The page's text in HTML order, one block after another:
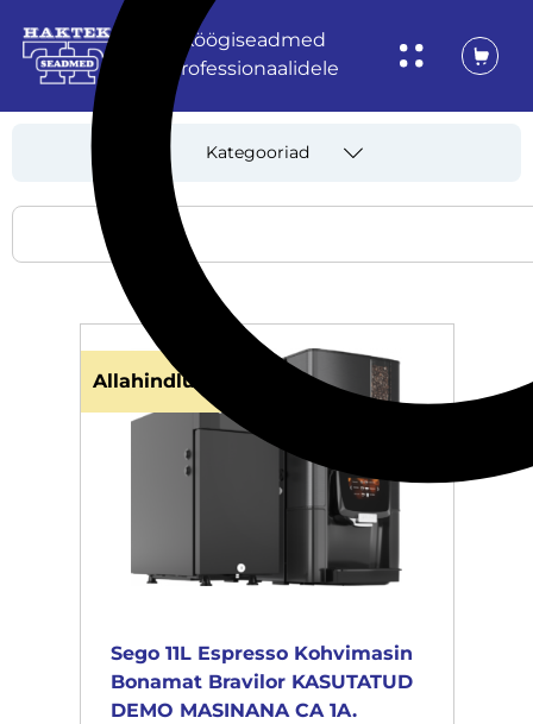
Köögiseadmed
professionaalidele
Kategooriad
Allahindlus!
Sego 11L Espresso Kohvimasin
Bonamat Bravilor KASUTATUD
DEMO MASINANA CA 1A.